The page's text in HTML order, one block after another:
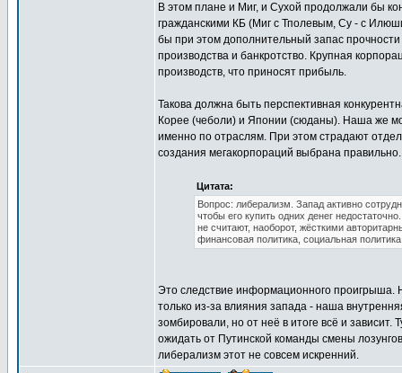
В этом плане и Миг, и Сухой продолжали бы
гражданскими КБ (Миг с Тполевым, Су - с
бы при этом дополнительный запас
производства и банкротство. Крупная
производств, что приносят прибыль.
Такова должна быть перспективная
Корее (чеболи) и Японии (сюданы). Наша же
именно по отраслям. При этом страдают
создания мегакорпораций выбрана правильно.
Цитата:
Вопрос: либерализм. Запад активно
чтобы его купить одних денег
не считают, наоборот, жёсткими
финансовая политика, социальная
Это следствие информационного проигрыша.
только из-за влияния запада - наша
зомбировали, но от неё в итоге всё и
ожидать от Путинской команды смены
либерализм этот не совсем искренний.